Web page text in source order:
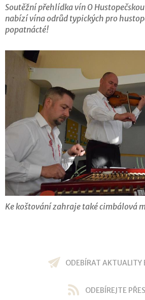
Soutěžní přehlídka vín O
nabízí vína odrůd typických pro
popatnácté!
Ke koštování zahraje také cimbálová
ODEBÍRAT
ODEBÍREJTE